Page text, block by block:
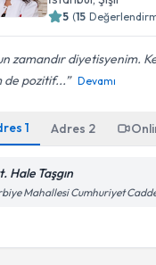
5 (15
zamandır diyetisyenim.
de pozitif...
Devamı
1 Adres 2
Hale Taşgın
Mahallesi Cumhuriyet